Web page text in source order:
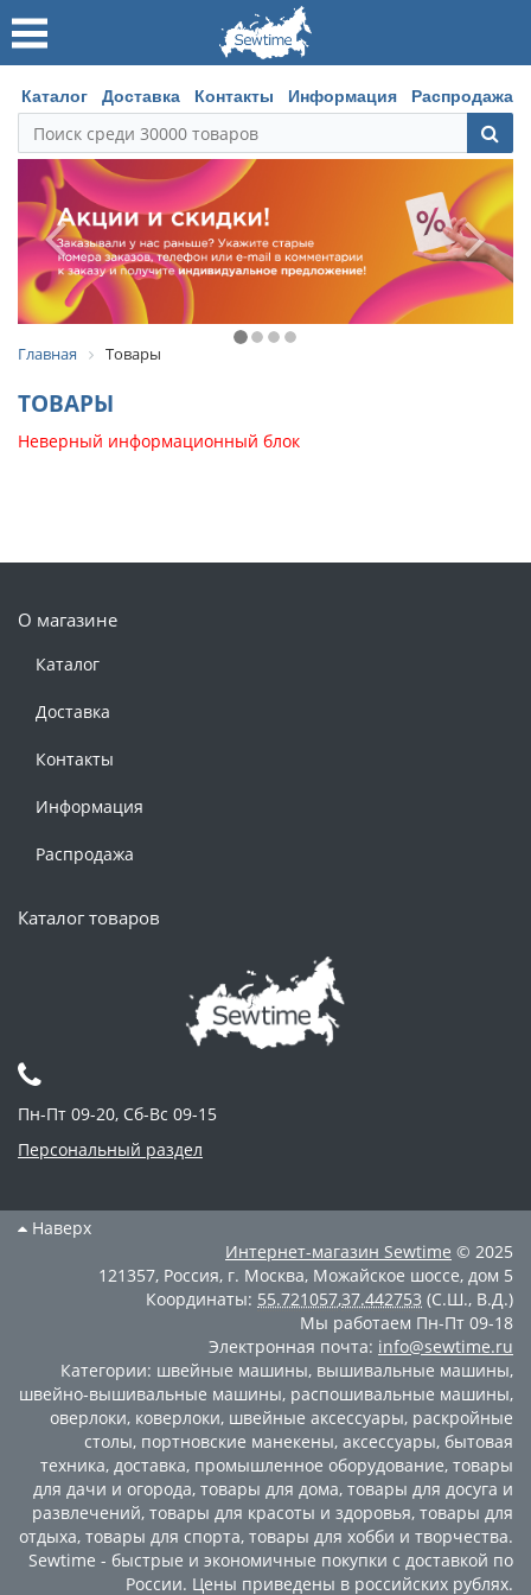
Каталог Доставка Контакты Информация Распродажа
Главная Товары
ТОВАРЫ
Неверный информационный блок
О магазине
Каталог
Доставка
Контакты
Информация
Распродажа
Каталог товаров
Пн-Пт 09-20, Сб-Вс 09-15
Персональный раздел
Наверх
Интернет-магазин Sewtime © 2025
121357, Россия, г. Москва, Можайское шоссе, дом 5
Координаты: 55.721057,37.442753 (С.Ш., В.Д.)
Мы работаем Пн-Пт 09-18
Электронная почта: info@sewtime.ru
Категории: швейные машины, вышивальные машины,
швейно-вышивальные машины, распошивальные машины,
оверлоки, коверлоки, швейные аксессуары, раскройные
столы, портновские манекены, аксессуары, бытовая
техника, доставка, промышленное оборудование, товары
для дачи и огорода, товары для дома, товары для досуга и
развлечений, товары для красоты и здоровья, товары для
отдыха, товары для спорта, товары для хобби и творчества.
Sewtime - быстрые и экономичные покупки с доставкой по
России. Цены приведены в российских рублях.